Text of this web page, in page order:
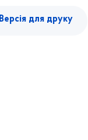
Версія для друку